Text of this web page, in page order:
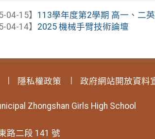
04-15】 113學年度第2學期 高一、二
04-14】 2025 機械手臂技術論壇
隱私權政策 政府網站開放資料
Zhongshan Girls High School
路二段 141 號